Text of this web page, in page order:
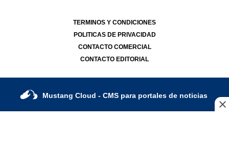
TERMINOS Y CONDICIONES
POLITICAS DE PRIVACIDAD
CONTACTO COMERCIAL
CONTACTO EDITORIAL
Mustang Cloud - CMS para portales de noticias